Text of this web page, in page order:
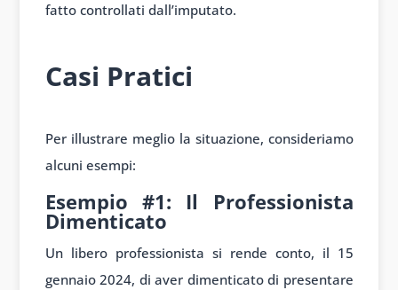
fatto controllati dall’imputato.
Casi Pratici
Per illustrare meglio la situazione, consideriamo
alcuni esempi:
Esempio #1: Il Professionista
Dimenticato
Un libero professionista si rende conto, il 15
gennaio 2024, di aver dimenticato di presentare